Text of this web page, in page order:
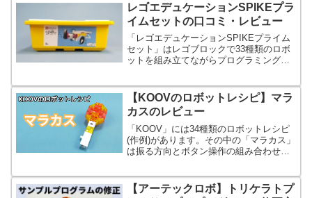
レゴエデュケーションSPIKEプラ
イムセットの口コミ・レビュー
「レゴエデュケーションSPIKEプライム
セット」はレゴブロックで33種類のロボ
ットを組み立てながらプログラミングし
【KOOVのロボットレシピ】マラ
カスのレビュー
「KOOV」には34種類のロボットレシピ
(作例)があります。その中の「マラカス」
は振る方向とボタン操作の組み合わせで
【アーテックロボ】トリケラトプ